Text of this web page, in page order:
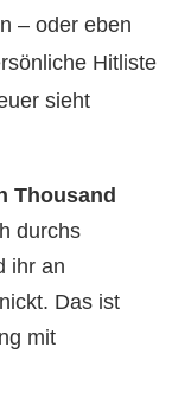
– oder eben
Hitliste
sieht
Thousand
durchs
ihr an
Das ist
mit